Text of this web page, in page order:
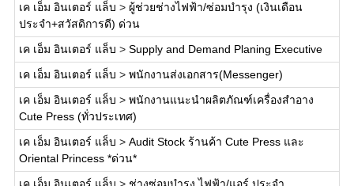
เค เอ็ม อินเตอร์ แล็บ > ผู้ช่วยช่างไฟฟ้า/ซ่อมบำรุง (เงินเดือน
ประจำ+สวัสดิการดี) ด่วน
เค เอ็ม อินเตอร์ แล็บ > Supply and Demand Planing Executive
เค เอ็ม อินเตอร์ แล็บ > พนักงานส่งเอกสาร(Messenger)
เค เอ็ม อินเตอร์ แล็บ > พนักงานแนะนำผลิตภัณฑ์เครื่องสำอาง
Cute Press (ทั่วประเทศ)
เค เอ็ม อินเตอร์ แล็บ > Audit Stock ร้านค้า Cute Press และ
Oriental Princess *ด่วน*